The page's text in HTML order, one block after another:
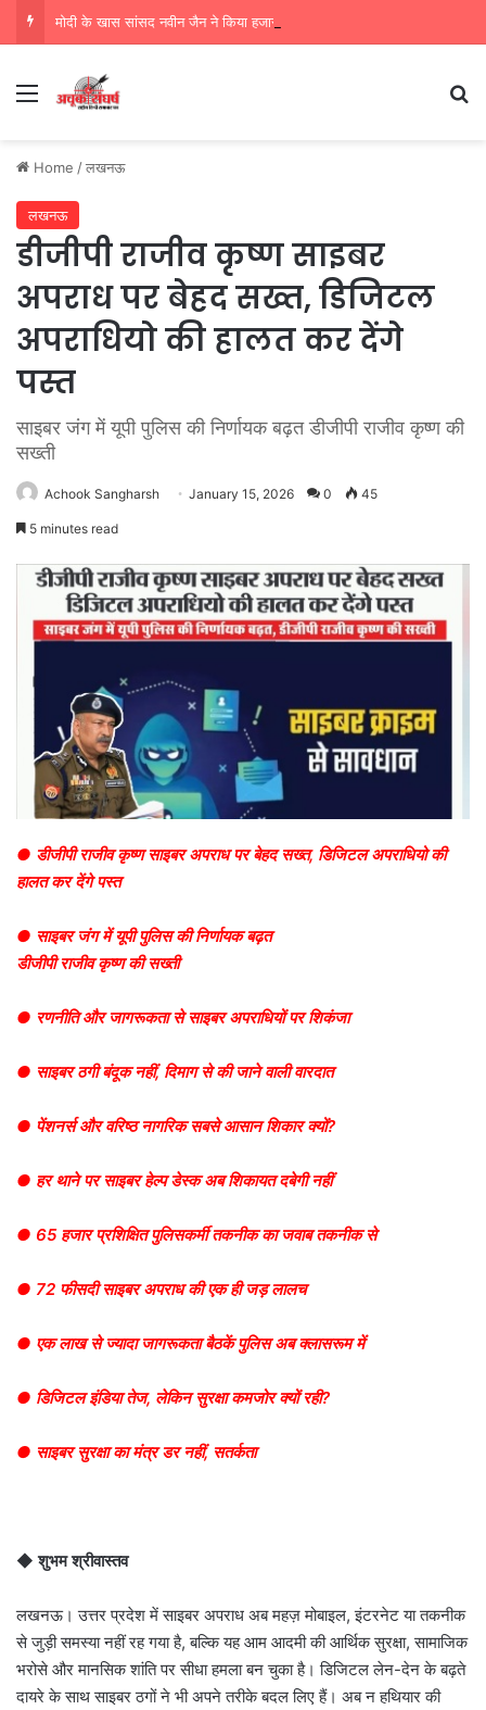
Menu
Home /लखनऊ
लखनऊ
डीजीपी राजीव कृष्ण साइबर
अपराध पर बेहद सख्त, डिजिटल
अपराधियो की हालत कर देंगे
पस्त
साइबर जंग में यूपी पुलिस की निर्णायक बढ़त डीजीपी राजीव कृष्ण की
सख्ती
Achook Sangharsh January 15, 2026 0 45
5 minutes read
● डीजीपी राजीव कृष्ण साइबर अपराध पर बेहद सख्त, डिजिटल अपराधियो की
हालत कर देंगे पस्त
● साइबर जंग में यूपी पुलिस की निर्णायक बढ़त
डीजीपी राजीव कृष्ण की सख्ती
● रणनीति और जागरूकता से साइबर अपराधियों पर शिकंजा
● साइबर ठगी बंदूक नहीं, दिमाग से की जाने वाली वारदात
● पेंशनर्स और वरिष्ठ नागरिक सबसे आसान शिकार क्यों?
● हर थाने पर साइबर हेल्प डेस्क अब शिकायत दबेगी नहीं
● 65 हजार प्रशिक्षित पुलिसकर्मी तकनीक का जवाब तकनीक से
● 72 फीसदी साइबर अपराध की एक ही जड़ लालच
● एक लाख से ज्यादा जागरूकता बैठकें पुलिस अब क्लासरूम में
● डिजिटल इंडिया तेज, लेकिन सुरक्षा कमजोर क्यों रही?
● साइबर सुरक्षा का मंत्र डर नहीं, सतर्कता
◆शुभम श्रीवास्तव
लखनऊ। उत्तर प्रदेश में साइबर अपराध अब महज़ मोबाइल, इंटरनेट या तकनीक
से जुड़ी समस्या नहीं रह गया है, बल्कि यह आम आदमी की आर्थिक सुरक्षा, सामाजिक
भरोसे और मानसिक शांति पर सीधा हमला बन चुका है। डिजिटल लेन-देन के बढ़ते
दायरे के साथ साइबर ठगों ने भी अपने तरीके बदल लिए हैं। अब न हथियार की